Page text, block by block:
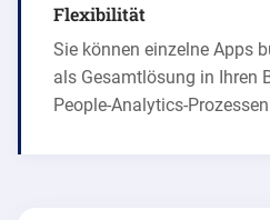
Flexibilität
Sie können einzelne Apps
als Gesamtlösung in Ihren
People-Analytics-